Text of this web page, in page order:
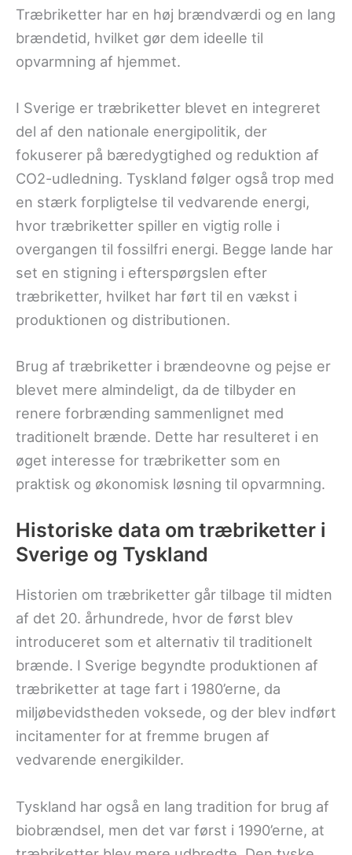
Træbriketter har en høj brændværdi og en lang
brændetid, hvilket gør dem ideelle til
opvarmning af hjemmet.
I Sverige er træbriketter blevet en integreret
del af den nationale energipolitik, der
fokuserer på bæredygtighed og reduktion af
CO2-udledning. Tyskland følger også trop med
en stærk forpligtelse til vedvarende energi,
hvor træbriketter spiller en vigtig rolle i
overgangen til fossilfri energi. Begge lande har
set en stigning i efterspørgslen efter
træbriketter, hvilket har ført til en vækst i
produktionen og distributionen.
Brug af træbriketter i brændeovne og pejse er
blevet mere almindeligt, da de tilbyder en
renere forbrænding sammenlignet med
traditionelt brænde. Dette har resulteret i en
øget interesse for træbriketter som en
praktisk og økonomisk løsning til opvarmning.
Historiske data om træbriketter i
Sverige og Tyskland
Historien om træbriketter går tilbage til midten
af det 20. århundrede, hvor de først blev
introduceret som et alternativ til traditionelt
brænde. I Sverige begyndte produktionen af
træbriketter at tage fart i 1980’erne, da
miljøbevidstheden voksede, og der blev indført
incitamenter for at fremme brugen af
vedvarende energikilder.
Tyskland har også en lang tradition for brug af
biobrændsel, men det var først i 1990’erne, at